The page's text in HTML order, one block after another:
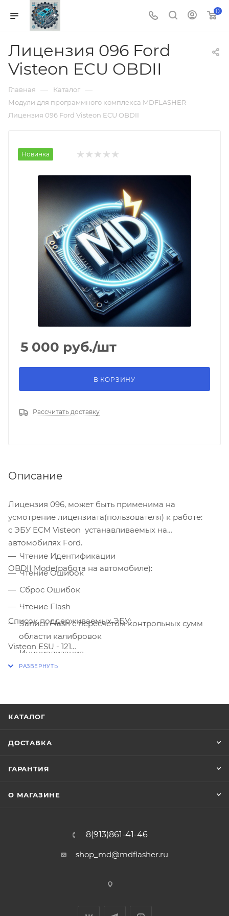
0
Лицензия 096 Ford
Visteon ECU OBDII
Главная — Каталог —
Модули для программного комплекса MDFLASHER —
Лицензия 096 Ford Visteon ECU OBDII
Новинка
5 000 руб./шт
В КОРЗИНУ
Рассчитать доставку
Описание
Лицензия 096, может быть применима на
усмотрение лицензиата(пользователя) к работе:
c ЭБУ ECM Visteon устанавливаемых на
автомобилях Ford.
OBDII Mode(работа на автомобиле):
Чтение Идентификации
Чтение Ошибок
Сброс Ошибок
Чтение Flash
Запись Flash с пересчётом контрольных сумм
области калибровок
Инициализация
Список поддерживаемых ЭБУ:
Visteon ESU - 121
Могут поддерживаться не все версии ПО.
КАТАЛОГ
ДОСТАВКА
ГАРАНТИЯ
О МАГАЗИНЕ
8(913)861-41-46
shop_md@mdflasher.ru